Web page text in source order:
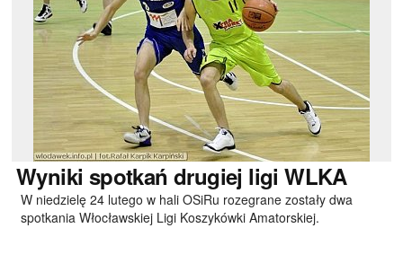
Wyniki spotkań drugiej ligi WLKA
W niedzielę 24 lutego w hali OSiRu rozegrane zostały dwa
spotkania Włocławskiej Ligi Koszykówki Amatorskiej.